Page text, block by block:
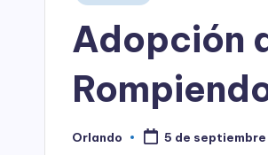
Adopción
Orlando 5 de